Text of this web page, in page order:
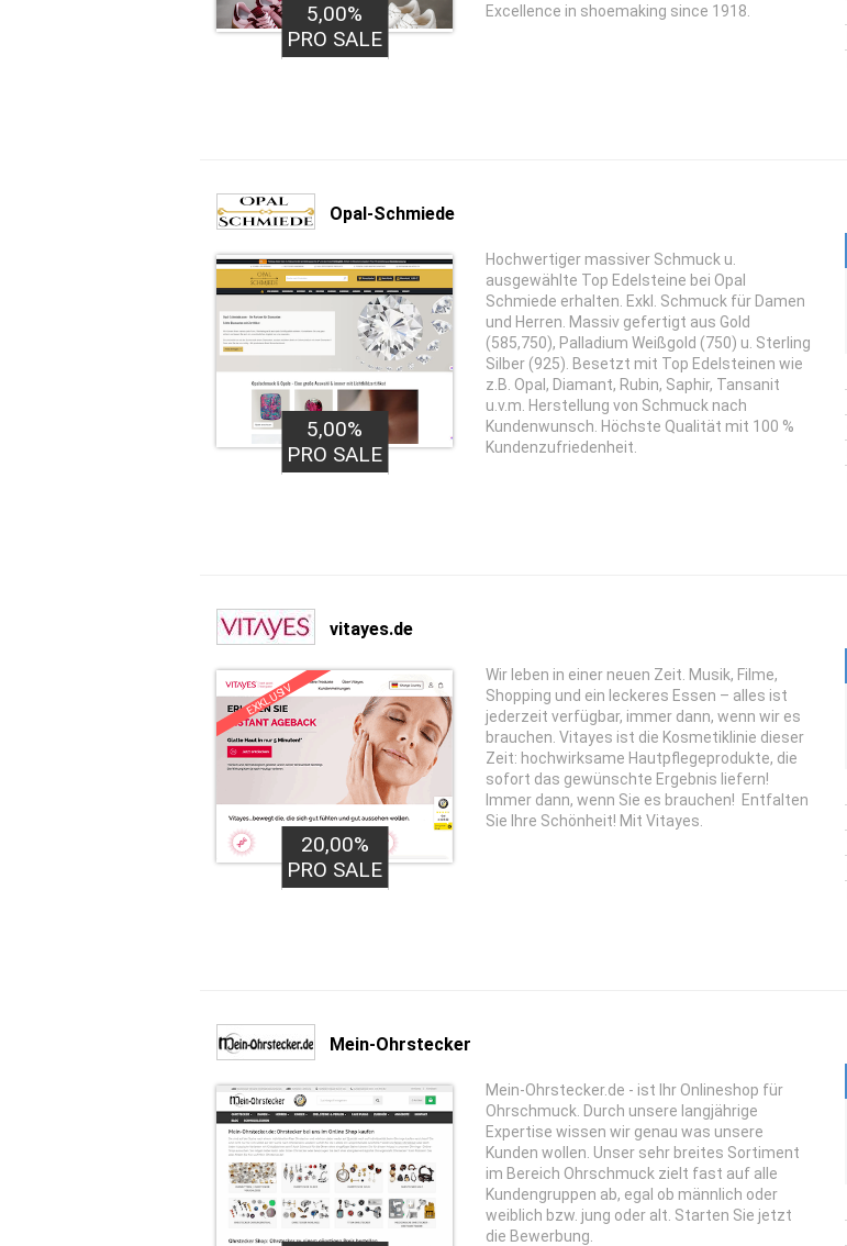
5,00%
PRO SALE
Excellence in shoemaking since 1918.
Opal-Schmiede
5,00%
PRO SALE
Hochwertiger massiver Schmuck u.
ausgewählte Top Edelsteine bei Opal
Schmiede erhalten. Exkl. Schmuck für Damen
und Herren. Massiv gefertigt aus Gold
(585,750), Palladium Weißgold (750) u. Sterling
Silber (925). Besetzt mit Top Edelsteinen wie
z.B. Opal, Diamant, Rubin, Saphir, Tansanit
u.v.m. Herstellung von Schmuck nach
Kundenwunsch. Höchste Qualität mit 100 %
Kundenzufriedenheit.
vitayes.de
EXKLUSIV
20,00%
PRO SALE
Wir leben in einer neuen Zeit. Musik, Filme,
Shopping und ein leckeres Essen – alles ist
jederzeit verfügbar, immer dann, wenn wir es
brauchen. Vitayes ist die Kosmetiklinie dieser
Zeit: hochwirksame Hautpflegeprodukte, die
sofort das gewünschte Ergebnis liefern!
Immer dann, wenn Sie es brauchen! Entfalten
Sie Ihre Schönheit! Mit Vitayes.
Mein-Ohrstecker
Mein-Ohrstecker.de - ist Ihr Onlineshop für
Ohrschmuck. Durch unsere langjährige
Expertise wissen wir genau was unsere
Kunden wollen. Unser sehr breites Sortiment
im Bereich Ohrschmuck zielt fast auf alle
Kundengruppen ab, egal ob männlich oder
weiblich bzw. jung oder alt. Starten Sie jetzt
die Bewerbung.